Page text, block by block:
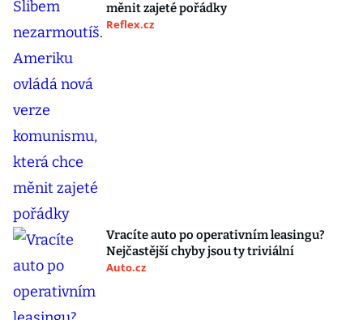
měnit zajeté pořádky
Reflex.cz
Vracíte auto po operativním leasingu?
Nejčastější chyby jsou ty triviální
Auto.cz